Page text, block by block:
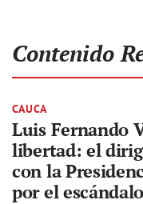
Contenido
CAUCA
Luis Fernando
libertad: el
con la
por el